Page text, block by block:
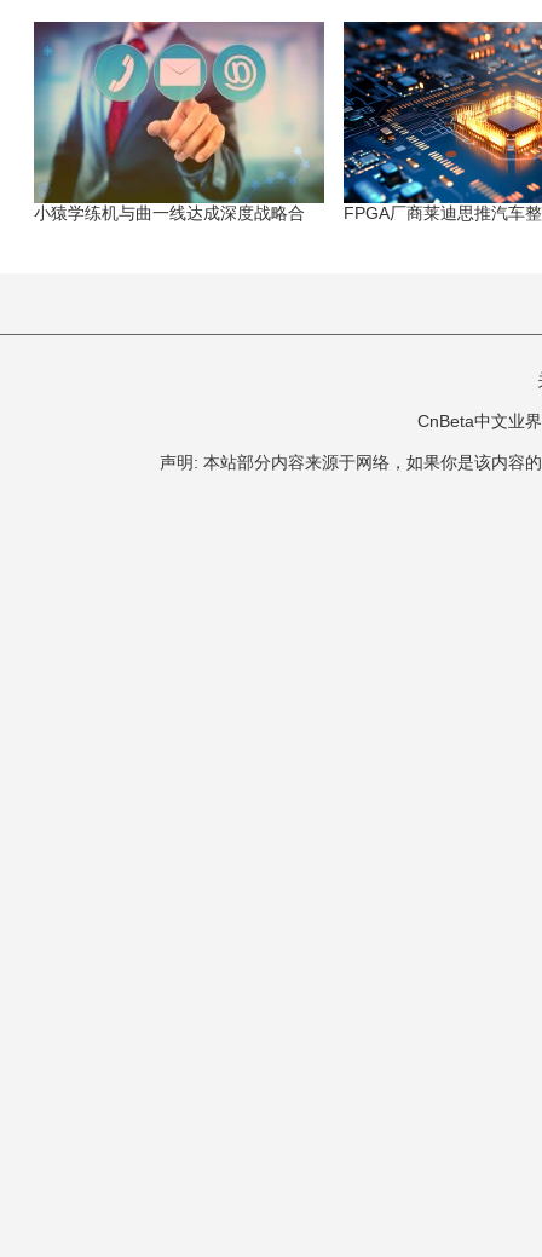
小猿学练机与曲一线达成深度战略合 FPGA厂商莱迪思推汽车
CnBeta中文业
声明: 本站部分内容来源于网络，如果你是该内容